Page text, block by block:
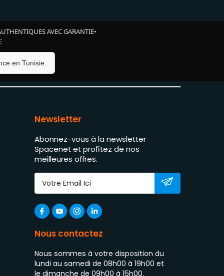
AVEC GARANTIE•
en Tunisie.
Newsletter
Abonnez-vous à la newsletter
Spacenet et profitez de nos
meilleures offres.
Nous contactez
Nous sommes à votre disposition du
lundi au samedi de 08h00 à 19h00 et
le dimanche de 09h00 à 15h00.